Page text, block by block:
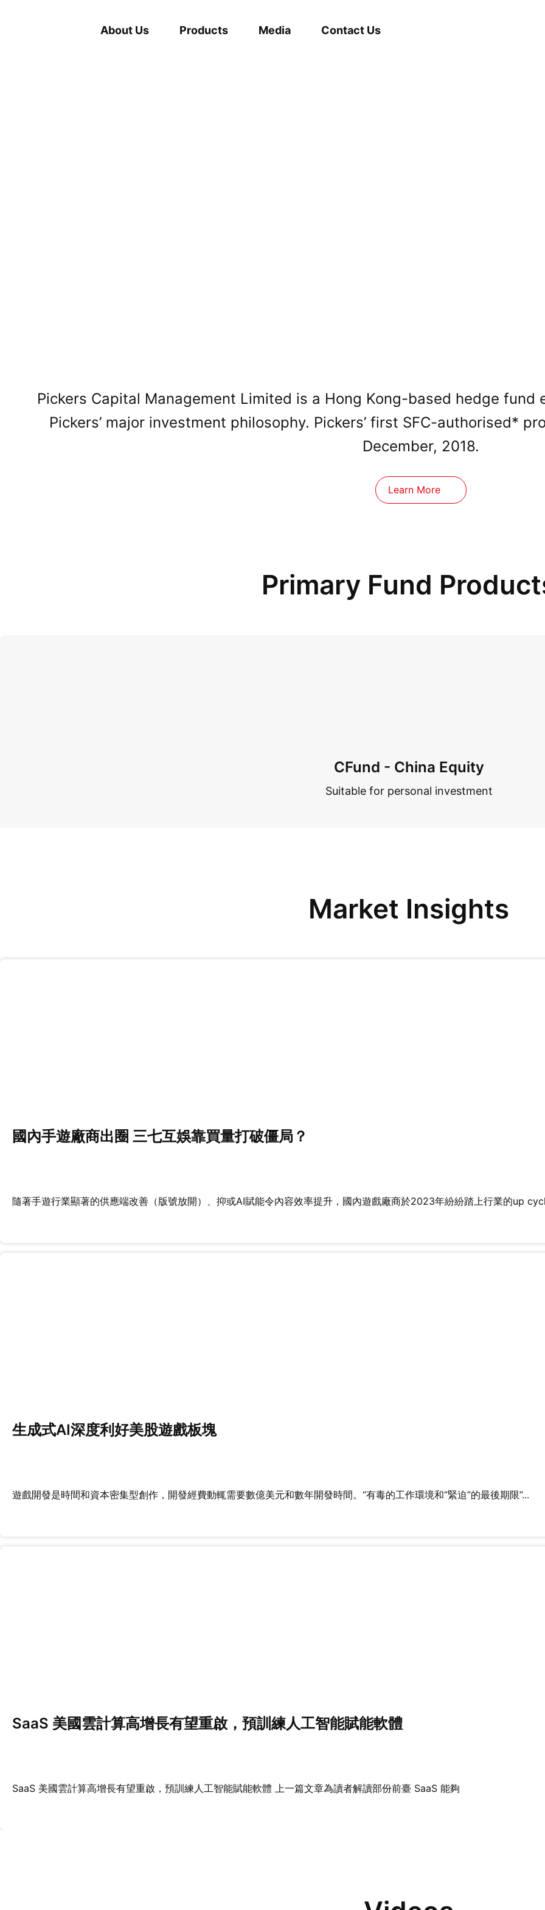
About Us Products Media Contact Us
Pickers Capital Management Limited is a Hong Kong-based hedge fund
Pickers’ major investment philosophy. Pickers’ first SFC-authorised*
December, 2018.
Learn More
Primary Fund
CFund - China Equity
Suitable for personal investment
Market Insights
國內手遊廠商出圈 三七互娛靠買量打破僵局？
隨著手遊行業顯著的供應端改善（版號放開）、抑或AI賦能令內容效率提升，國內遊戲廠商於2023年紛紛踏上行業的up
生成式AI深度利好美股遊戲板塊
遊戲開發是時間和資本密集型創作，開發經費動輒需要數億美元和數年開發時間。“有毒的工作環境和“緊迫”的最後期限”...
SaaS 美國雲計算高增長有望重啟，預訓練人工智能賦能軟體
SaaS 美國雲計算高增長有望重啟，預訓練人工智能賦能軟體 上一篇文章為讀者解讀部份前臺 SaaS 能夠